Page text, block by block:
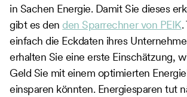
in Sachen Energie. Damit Sie dieses
gibt es den den Sparrechner von PEIK.
einfach die Eckdaten ihres
erhalten Sie eine erste Einschätzung,
Geld Sie mit einem optimierten
einsparen könnten. Energiesparen tut